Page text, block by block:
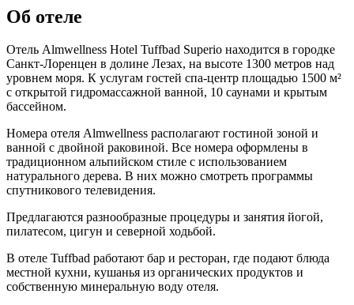
Об отеле
Отель Almwellness Hotel Tuffbad Superio находится в городке
Санкт-Лоренцен в долине Лезах, на высоте 1300 метров над
уровнем моря. К услугам гостей спа-центр площадью 1500 м²
с открытой гидромассажной ванной, 10 саунами и крытым
бассейном.
Номера отеля Almwellness располагают гостиной зоной и
ванной с двойной раковиной. Все номера оформлены в
традиционном альпийском стиле с использованием
натурального дерева. В них можно смотреть программы
спутникового телевидения.
Предлагаются разнообразные процедуры и занятия йогой,
пилатесом, цигун и северной ходьбой.
В отеле Tuffbad работают бар и ресторан, где подают блюда
местной кухни, кушанья из органических продуктов и
собственную минеральную воду отеля.